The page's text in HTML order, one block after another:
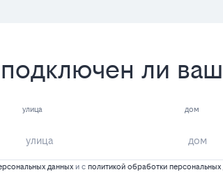
ли
улица дом
данных и с политикой обработки персональных